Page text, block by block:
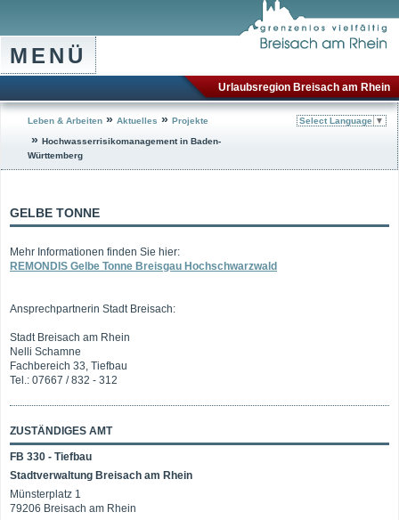
MENÜ
Urlaubsregion Breisach am Rhein
Leben & Arbeiten » Aktuelles » Projekte
» Hochwasserrisikomanagement in Baden-
Württemberg
Select Language ▼
GELBE TONNE
Mehr Informationen finden Sie hier:
REMONDIS Gelbe Tonne Breisgau Hochschwarzwald
Ansprechpartnerin Stadt Breisach:
Stadt Breisach am Rhein
Nelli Schamne
Fachbereich 33, Tiefbau
Tel.: 07667 / 832 - 312
ZUSTÄNDIGES AMT
FB 330 - Tiefbau
Stadtverwaltung Breisach am Rhein
Münsterplatz 1
79206 Breisach am Rhein